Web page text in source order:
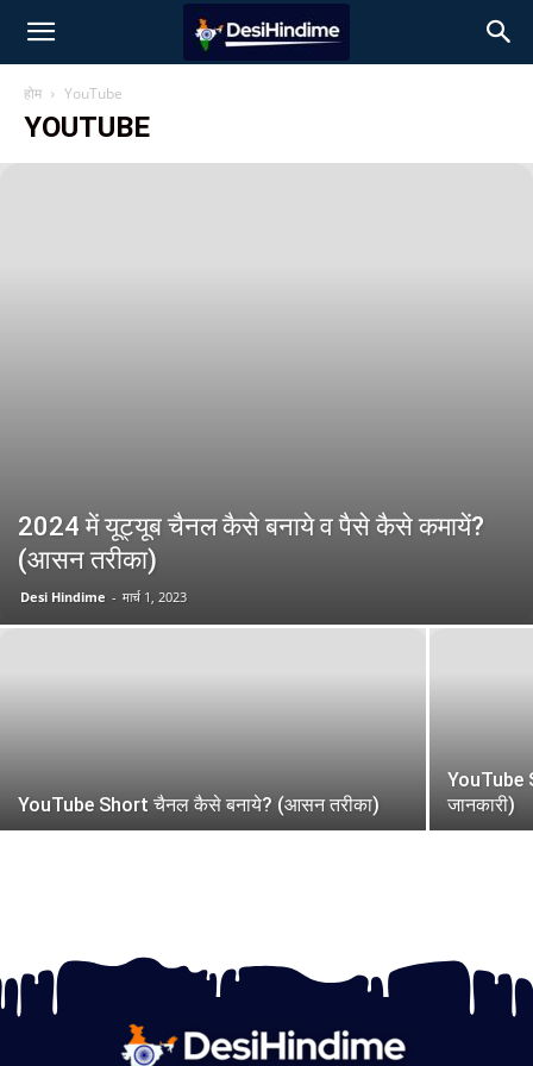
होम YouTube
YOUTUBE
2024 में यूट्यूब चैनल कैसे बनाये व पैसे कैसे कमायें?
(आसन तरीका)
Desi Hindime - मार्च 1, 2023
YouTube Short चैनल कैसे बनाये? (आसन तरीका)
YouTube
जानकारी)